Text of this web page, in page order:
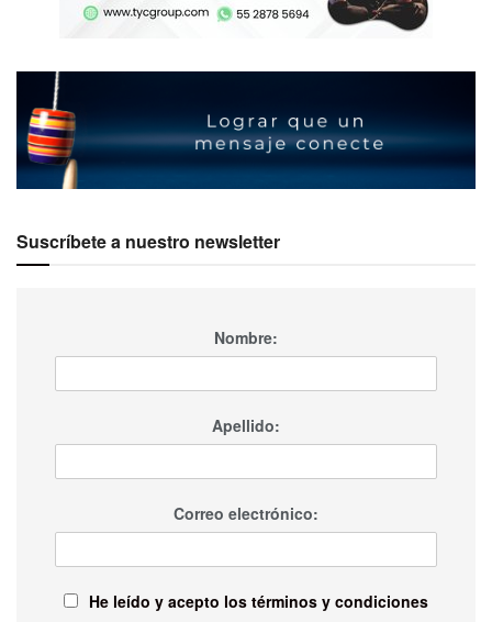
Suscríbete a nuestro newsletter
Nombre:
Apellido:
Correo electrónico:
He leído y acepto los términos y condiciones